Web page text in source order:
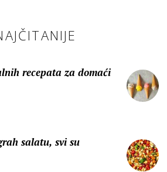
recepata za domaći
salatu, svi su